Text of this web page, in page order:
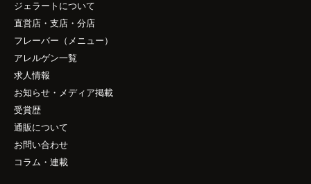
ジェラートについて
直営店・支店・分店
フレーバー（メニュー）
アレルゲン一覧
求人情報
お知らせ・メディア掲載
受賞歴
通販について
お問い合わせ
コラム・連載